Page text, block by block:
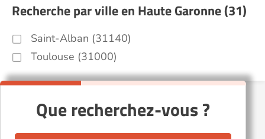
Recherche par ville en Haute Garonne (31)
Saint-Alban (31140)
Toulouse (31000)
Que recherchez-vous ?